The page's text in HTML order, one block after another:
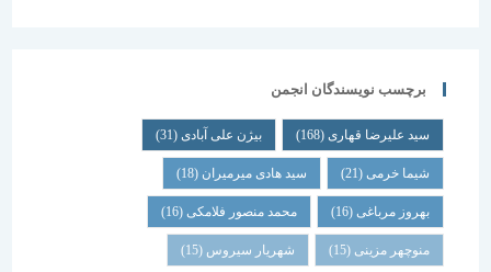
برچسب نویسندگان انجمن
سید علیرضا قهاری(168) بیژن علی آبادی(31)
شیما خرمی(21) سید هادی میرمیران(18)
بهروز مرباغی (16) محمد منصور فلامکی (16)
منوچهر مزینی(15) شهریار سیروس(15)